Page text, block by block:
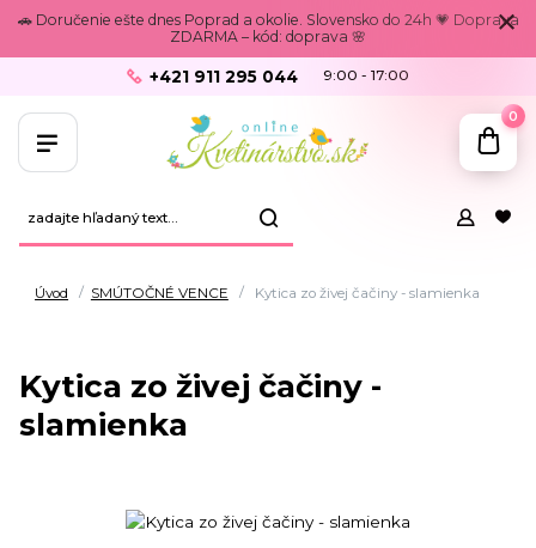
🚗 Doručenie ešte dnes Poprad a okolie. Slovensko do 24h 💗 Doprava
ZDARMA – kód: doprava 🌸
+421 911 295 044 9:00 - 17:00
0
Úvod SMÚTOČNÉ VENCE Kytica zo živej čačiny - slamienka
Kytica zo živej čačiny -
slamienka